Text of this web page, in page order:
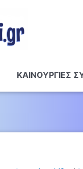
ΚΑΙΝΟΥΡΓΙΕΣ